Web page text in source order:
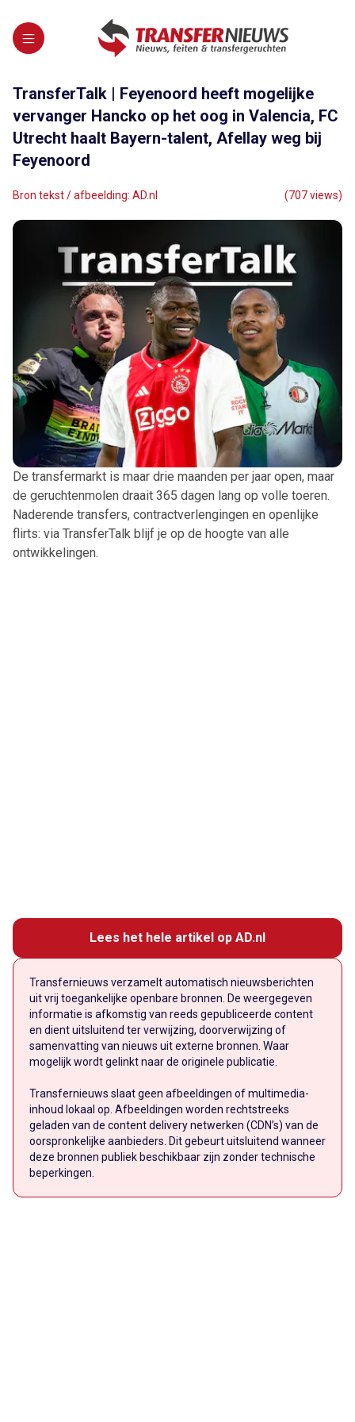
TransferTalk | Feyenoord heeft mogelijke
vervanger Hancko op het oog in Valencia, FC
Utrecht haalt Bayern-talent, Afellay weg bij
Feyenoord
Bron tekst / afbeelding: AD.nl (707 views)
De transfermarkt is maar drie maanden per jaar open, maar
de geruchtenmolen draait 365 dagen lang op volle toeren.
Naderende transfers, contractverlengingen en openlijke
flirts: via TransferTalk blijf je op de hoogte van alle
ontwikkelingen.
Lees het hele artikel op AD.nl
Transfernieuws verzamelt automatisch nieuwsberichten
uit vrij toegankelijke openbare bronnen. De weergegeven
informatie is afkomstig van reeds gepubliceerde content
en dient uitsluitend ter verwijzing, doorverwijzing of
samenvatting van nieuws uit externe bronnen. Waar
mogelijk wordt gelinkt naar de originele publicatie.
Transfernieuws slaat geen afbeeldingen of multimedia-
inhoud lokaal op. Afbeeldingen worden rechtstreeks
geladen van de content delivery netwerken (CDN’s) van de
oorspronkelijke aanbieders. Dit gebeurt uitsluitend wanneer
deze bronnen publiek beschikbaar zijn zonder technische
beperkingen.